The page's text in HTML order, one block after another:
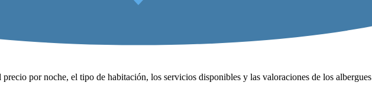
por noche, el tipo de habitación, los servicios disponibles y las valoraciones de los